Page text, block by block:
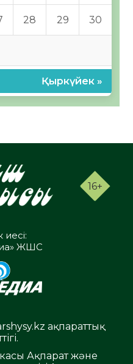
28 29 30
Қыркүйек »
16+
ЖШС
ақпараттық
Ақпарат және